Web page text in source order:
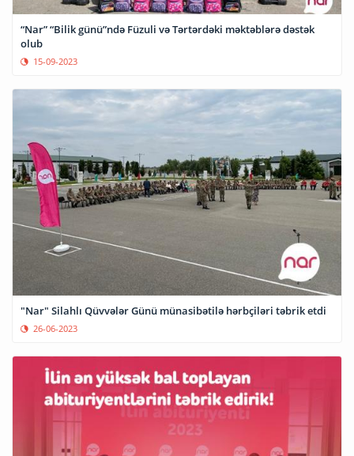
“Nar” “Bilik günü”ndə Füzuli və Tərtərdəki məktəblərə dəstək
olub
15-09-2023
"Nar" Silahlı Qüvvələr Günü münasibətilə hərbçiləri təbrik etdi
26-06-2023